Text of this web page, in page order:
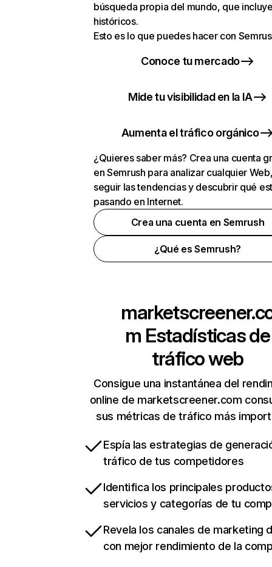
búsqueda propia del mundo, que
históricos.
Esto es lo que puedes hacer con
Conoce tu mercado
Mide tu visibilidad en la IA
Aumenta el tráfico orgánico
¿Quieres saber más? Crea una cuenta
en Semrush para analizar cualquier
seguir las tendencias y descubrir qué
pasando en Internet.
Crea una cuenta en Semrush
¿Qué es Semrush?
m Estadísticas de
tráfico web
Consigue una instantánea del
online de marketscreener.com
sus métricas de tráfico más
Espía las estrategias de
tráfico de tus competidores
Identifica los principales
servicios y categorías de tu
Revela los canales de marketing
con mejor rendimiento de la